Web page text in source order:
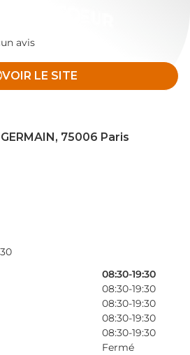
avis
VOIR LE SITE
75006 Paris
08:30-19:30
08:30-19:30
08:30-19:30
08:30-19:30
08:30-19:30
Fermé